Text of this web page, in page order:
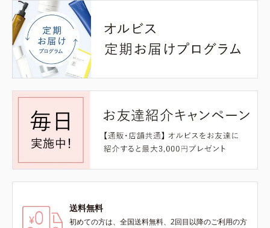
送料無料
初めての方は、全国送料無料、2回目以降のご利用の方